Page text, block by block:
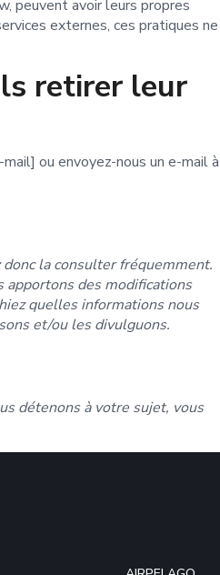
peuvent avoir leurs propres
externes, ces pratiques ne
retirer leur
ou envoyez-nous un e-mail à
la consulter fréquemment.
des modifications
quelles informations nous
et/ou les divulguons.
détenons à votre sujet, vous